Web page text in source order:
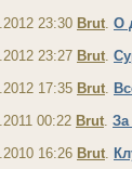
23:30 Brut. О
23:27 Brut.
17:35 Brut.
00:22 Brut.
16:26 Brut.